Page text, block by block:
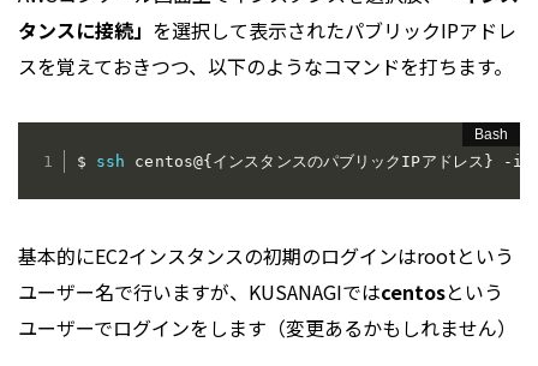
タンスに接続」 を選択して表示されたパブリックIPアドレ
スを覚えておきつつ、以下のようなコマンドを打ちます。
$ ssh centos@{インスタンスのパブリックIPアドレス } -i
基本的にEC2インスタンスの初期のログインはrootという
ユーザー名で行いますが、KUSANAGIではcentosという
ユーザーでログインをします（変更あるかもしれません）